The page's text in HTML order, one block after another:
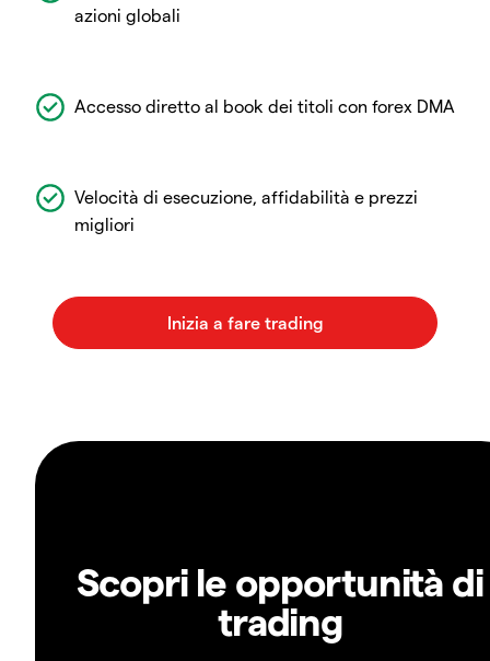
azioni globali
Accesso diretto al book dei titoli con forex DMA
Velocità di esecuzione, affidabilità e prezzi
migliori
Scopri le opportunità di
trading